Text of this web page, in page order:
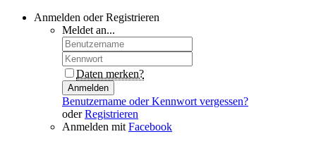
Anmelden oder Registrieren
Meldet an...
Daten merken?
Anmelden
Benutzername oder Kennwort vergessen?
oderRegistrieren
Anmelden mit Facebook